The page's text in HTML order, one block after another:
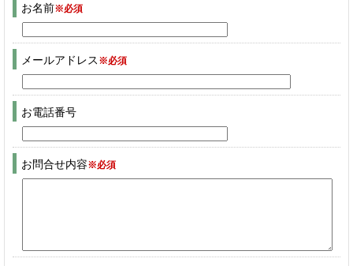
お名前※必須
メールアドレス ※必須
お電話番号
お問合せ内容※必須